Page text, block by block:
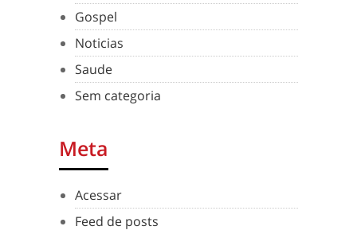
Gospel
Noticias
Saude
Sem categoria
Meta
Acessar
Feed de posts